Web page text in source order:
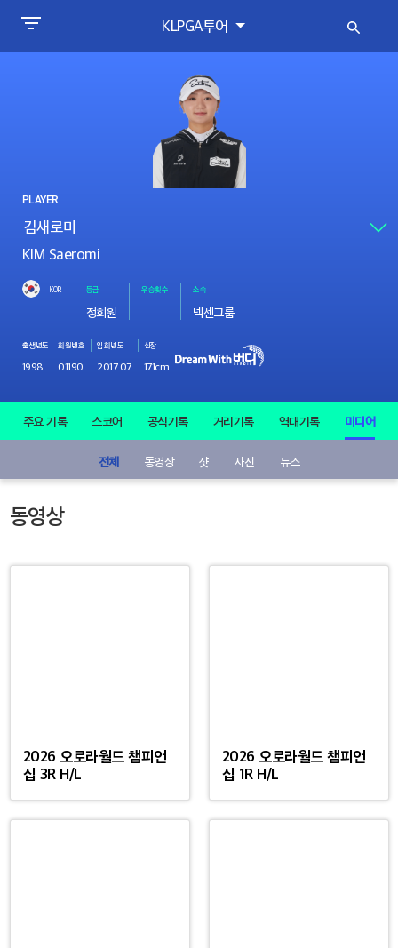
KLPGA투어
PLAYER
KIM Saeromi
KOR 등급
정회원
우승횟수 소속
넥센그룹
출생년도
1998
회원번호
01190
입회년도
2017.07
신장
171cm
주요 기록 스코어 공식기록 거리기록 역대기록 미디어
전체 동영상 샷 사진 뉴스
동영상
2026 오로라월드 챔피언
십 3R H/L
2026 오로라월드 챔피언
십 1R H/L